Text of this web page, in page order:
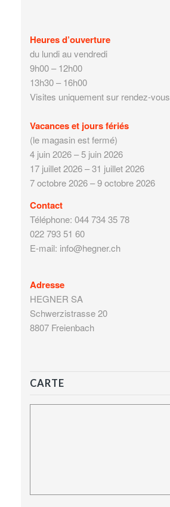
Heures d’ouverture
du lundi au vendredi
9h00 – 12h00
13h30 – 16h00
Visites uniquement sur rendez-vous
Vacances et jours fériés
(le magasin est fermé)
4 juin 2026 – 5 juin 2026
17 juillet 2026 – 31 juillet 2026
7 octobre 2026 – 9 octobre 2026
Contact
Téléphone: 044 734 35 78
022 793 51 60
E-mail: info@hegner.ch
Adresse
HEGNER SA
Schwerzistrasse 20
8807 Freienbach
CARTE